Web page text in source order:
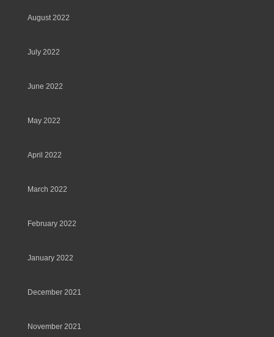
August 2022
July 2022
June 2022
May 2022
April 2022
March 2022
February 2022
January 2022
December 2021
November 2021